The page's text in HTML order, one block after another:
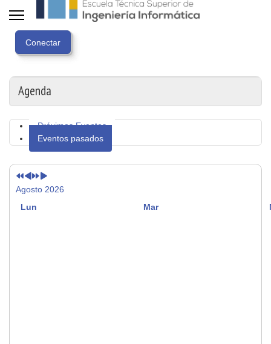
Agenda
Próximos Eventos
Eventos pasados
anterior
Agosto 2026
Lun
Mar